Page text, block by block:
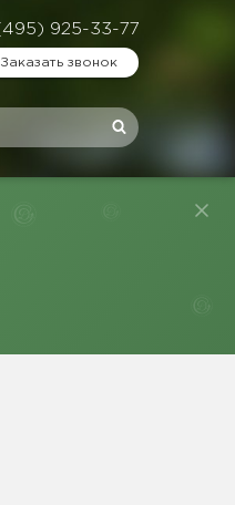
925-33-77
Заказать звонок